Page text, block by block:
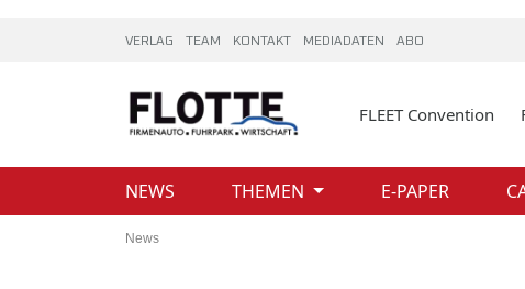
VERLAG TEAM KONTAKT MEDIADATEN ABO
FLEET Convention
NEWS THEMEN E-PAPER
News